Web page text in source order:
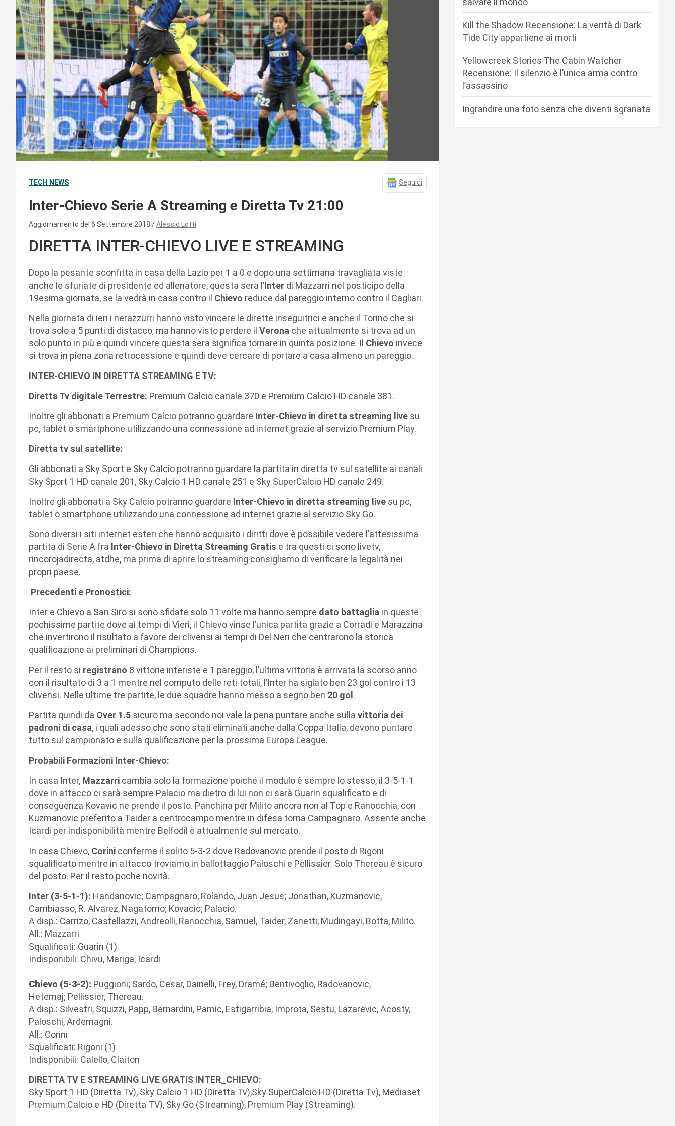
TECH NEWS Seguici
Inter-Chievo Serie A Streaming e Diretta Tv 21:00
Aggiornamento del 6 Settembre 2018 Alessio Lotti
DIRETTA INTER-CHIEVO LIVE E STREAMING
Dopo la pesante sconfitta in casa della Lazio per 1 a 0 e dopo una settimana travagliata viste
anche le sfuriate di presidente ed allenatore, questa sera l’Inter di Mazzarri nel posticipo della
19esima giornata, se la vedrà in casa contro il Chievo reduce dal pareggio interno contro il Cagliari.
Nella giornata di ieri i nerazzurri hanno visto vincere le dirette inseguitrici e anche il Torino che si
trova solo a 5 punti di distacco, ma hanno visto perdere il Verona che attualmente si trova ad un
solo punto in più e quindi vincere questa sera significa tornare in quinta posizione. Il Chievo invece
si trova in piena zona retrocessione e quindi deve cercare di portare a casa almeno un pareggio.
INTER-CHIEVO IN DIRETTA STREAMING E TV:
Diretta Tv digitale Terrestre: Premium Calcio canale 370 e Premium Calcio HD canale 381.
Inoltre gli abbonati a Premium Calcio potranno guardare Inter-Chievo in diretta streaming live su
pc, tablet o smartphone utilizzando una connessione ad internet grazie al servizio Premium Play.
Diretta tv sul satellite:
Gli abbonati a Sky Sport e Sky Calcio potranno guardare la partita in diretta tv sul satellite ai canali
Sky Sport 1 HD canale 201, Sky Calcio 1 HD canale 251 e Sky SuperCalcio HD canale 249.
Inoltre gli abbonati a Sky Calcio potranno guardare Inter-Chievo in diretta streaming live su pc,
tablet o smartphone utilizzando una connessione ad internet grazie al servizio Sky Go.
Sono diversi i siti internet esteri che hanno acquisito i diritti dove è possibile vedere l’attesissima
partita di Serie A fra Inter-Chievo in Diretta Streaming Gratis e tra questi ci sono livetv,
rincorojadirecta, atdhe, ma prima di aprire lo streaming consigliamo di verificare la legalità nei
propri paese.
Precedenti e Pronostici:
Inter e Chievo a San Siro si sono sfidate solo 11 volte ma hanno sempre dato battaglia in queste
pochissime partite dove ai tempi di Vieri, il Chievo vinse l’unica partita grazie a Corradi e Marazzina
che invertirono il risultato a favore dei clivensi ai tempi di Del Neri che centrarono la storica
qualificazione ai preliminari di Champions.
Per il resto si registrano 8 vittorie interiste e 1 pareggio, l’ultima vittoria è arrivata la scorso anno
con il risultato di 3 a 1 mentre nel computo delle reti totali, l’Inter ha siglato ben 23 gol contro i 13
clivensi. Nelle ultime tre partite, le due squadre hanno messo a segno ben 20 gol .
Partita quindi da Over 1.5 sicuro ma secondo noi vale la pena puntare anche sulla vittoria dei
padroni di casa, i quali adesso che sono stati eliminati anche dalla Coppa Italia, devono puntare
tutto sul campionato e sulla qualificazione per la prossima Europa League.
Probabili Formazioni Inter-Chievo:
In casa Inter, Mazzarri cambia solo la formazione poiché il modulo è sempre lo stesso, il 3-5-1-1
dove in attacco ci sarà sempre Palacio ma dietro di lui non ci sarà Guarin squalificato e di
conseguenza Kovavic ne prende il posto. Panchina per Milito ancora non al Top e Ranocchia, con
Kuzmanovic preferito a Taider a centrocampo mentre in difesa torna Campagnaro. Assente anche
Icardi per indisponibilità mentre Belfodil è attualmente sul mercato.
In casa Chievo, Corini conferma il solito 5-3-2 dove Radovanovic prende il posto di Rigoni
squalificato mentre in attacco troviamo in ballottaggio Paloschi e Pellissier. Solo Thereau è sicuro
del posto. Per il resto poche novità.
Inter (3-5-1-1): Handanovic; Campagnaro, Rolando, Juan Jesus; Jonathan, Kuzmanovic,
Cambiasso, R. Alvarez, Nagatomo; Kovacic; Palacio.
A disp.: Carrizo, Castellazzi, Andreolli, Ranocchia, Samuel, Taider, Zanetti, Mudingayi, Botta, Milito.
All.: Mazzarri
Squalificati: Guarin (1)
Indisponibili: Chivu, Mariga, Icardi
Chievo (5-3-2): Puggioni; Sardo, Cesar, Dainelli, Frey, Dramé; Bentivoglio, Radovanovic,
Hetemaj; Pellissier, Thereau.
A disp.: Silvestri, Squizzi, Papp, Bernardini, Pamic, Estigarribia, Improta, Sestu, Lazarevic, Acosty,
Paloschi, Ardemagni.
All.: Corini
Squalificati: Rigoni (1)
Indisponibili: Calello, Claiton
DIRETTA TV E STREAMING LIVE GRATIS INTER_CHIEVO:
Sky Sport 1 HD (Diretta Tv), Sky Calcio 1 HD (Diretta Tv),Sky SuperCalcio HD (Diretta Tv), Mediaset
Premium Calcio e HD (Diretta TV), Sky Go (Streaming), Premium Play (Streaming).
Kill the Shadow Recensione: La verità di Dark
Tide City appartiene ai morti
Yellowcreek Stories The Cabin Watcher
Recensione: Il silenzio è l’unica arma contro
l’assassino
Ingrandire una foto senza che diventi sgranata